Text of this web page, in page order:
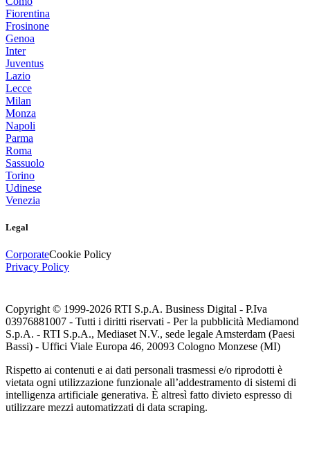
Fiorentina
Frosinone
Genoa
Inter
Juventus
Lazio
Lecce
Milan
Monza
Napoli
Parma
Roma
Sassuolo
Torino
Udinese
Venezia
Legal
CorporateCookie Policy
Privacy Policy
Copyright © 1999-2026 RTI S.p.A. Business Digital - P.Iva
03976881007 - Tutti i diritti riservati - Per la pubblicità Mediamond
S.p.A. - RTI S.p.A., Mediaset N.V., sede legale Amsterdam (Paesi
Bassi) - Uffici Viale Europa 46, 20093 Cologno Monzese (MI)
Rispetto ai contenuti e ai dati personali trasmessi e/o riprodotti è
vietata ogni utilizzazione funzionale all’addestramento di sistemi di
intelligenza artificiale generativa. È altresì fatto divieto espresso di
utilizzare mezzi automatizzati di data scraping.